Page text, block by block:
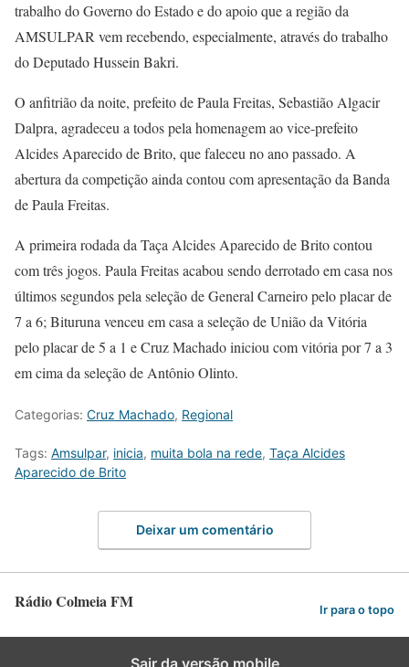
trabalho do Governo do Estado e do apoio que a região da
AMSULPAR vem recebendo, especialmente, através do trabalho
do Deputado Hussein Bakri.
O anfitrião da noite, prefeito de Paula Freitas, Sebastião Algacir
Dalpra, agradeceu a todos pela homenagem ao vice-prefeito
Alcides Aparecido de Brito, que faleceu no ano passado. A
abertura da competição ainda contou com apresentação da Banda
de Paula Freitas.
A primeira rodada da Taça Alcides Aparecido de Brito contou
com três jogos. Paula Freitas acabou sendo derrotado em casa nos
últimos segundos pela seleção de General Carneiro pelo placar de
7 a 6; Bituruna venceu em casa a seleção de União da Vitória
pelo placar de 5 a 1 e Cruz Machado iniciou com vitória por 7 a 3
em cima da seleção de Antônio Olinto.
Categorias: Cruz Machado, Regional
Tags: Amsulpar, inicia, muita bola na rede, Taça Alcides
Aparecido de Brito
Deixar um comentário
Rádio Colmeia FM Ir para o topo
Sair da versão mobile